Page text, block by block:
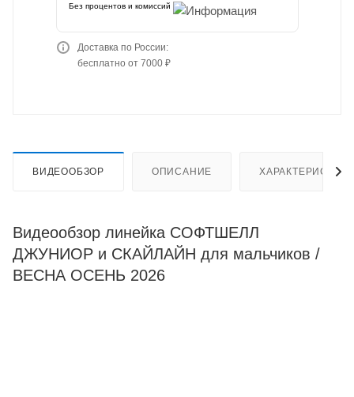
Без процентов и комиссий
Доставка по России:
бесплатно от 7000 ₽
ВИДЕООБЗОР ОПИСАНИЕ
Видеообзор линейка СОФТШЕЛЛ
ДЖУНИОР и СКАЙЛАЙН для мальчиков /
ВЕСНА ОСЕНЬ 2026